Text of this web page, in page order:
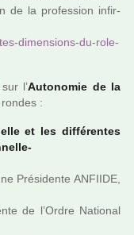
de la pro­­fes­­sion infir­­
dimen­sions-du-role-
l’Autonomie de la
:
et les dif­fé­ren­tes
Présidente ANFIIDE,
de l’Ordre National